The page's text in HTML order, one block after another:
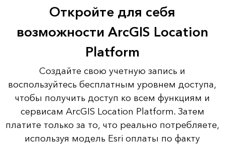
Откройте для себя
возможности ArcGIS Location
Platform
Создайте свою учетную запись и
воспользуйтесь бесплатным уровнем доступа,
чтобы получить доступ ко всем функциям и
сервисам ArcGIS Location Platform. Затем
платите только за то, что реально потребляете,
используя модель Esri оплаты по факту